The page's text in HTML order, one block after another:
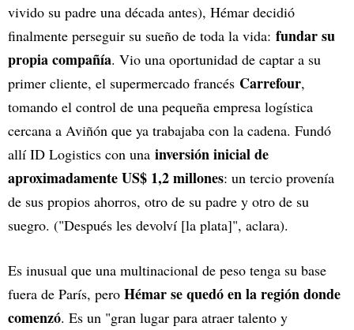
vivido su padre una década antes), Hémar decidió
finalmente perseguir su sueño de toda la vida: fundar su
propia compañía. Vio una oportunidad de captar a su
primer cliente, el supermercado francés Carrefour,
tomando el control de una pequeña empresa logística
cercana a Aviñón que ya trabajaba con la cadena. Fundó
allí ID Logistics con una inversión inicial de
aproximadamente US$ 1,2 millones: un tercio provenía
de sus propios ahorros, otro de su padre y otro de su
suegro. ("Después les devolví [la plata]", aclara).
Es inusual que una multinacional de peso tenga su base
fuera de París, pero Hémar se quedó en la región donde
comenzó. Es un "gran lugar para atraer talento y